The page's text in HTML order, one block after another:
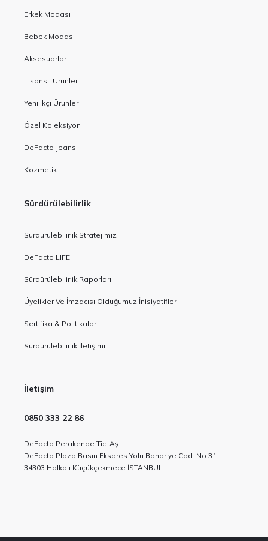
Erkek Modası
Bebek Modası
Aksesuarlar
Lisanslı Ürünler
Yenilikçi Ürünler
Özel Koleksiyon
DeFacto Jeans
Kozmetik
Sürdürülebilirlik
Sürdürülebilirlik Stratejimiz
DeFacto LIFE
Sürdürülebilirlik Raporları
Üyelikler Ve İmzacısı Olduğumuz İnisiyatifler
Sertifika & Politikalar
Sürdürülebilirlik İletişimi
İletişim
0850 333 22 86
DeFacto Perakende Tic. Aş
DeFacto Plaza Basın Ekspres Yolu Bahariye Cad. No.31
34303 Halkalı Küçükçekmece İSTANBUL